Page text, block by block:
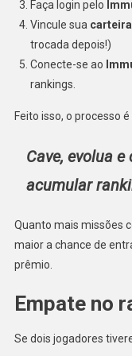
Faça login pelo
Vincule sua carteira
trocada depois!)
Conecte-se ao
rankings.
Feito isso, o processo
Cave, evolua
acumular
Quanto mais missões
maior a chance de
prêmio.
Empate no
Se dois jogadores